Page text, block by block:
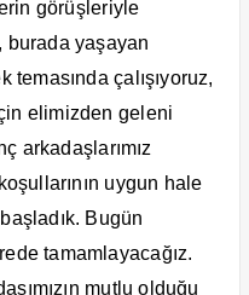
görüşleriyle
yaşayan
temasında çalışıyoruz,
elimizden geleni
arkadaşlarımız
uygun hale
Bugün
tamamlayacağız.
mutlu olduğu